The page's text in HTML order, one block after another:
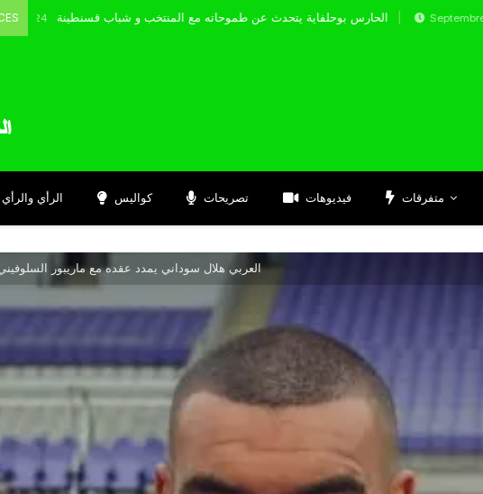
الحارس بوحلفاية يتحدث عن طموحاته مع المنتخب و شباب Septembre 17, 2024
الرأي والرأي كواليس تصريحات فيديوهات متفرقات
العربي هلال سوداني يمدد عقده مع ماريبور السلوفيني